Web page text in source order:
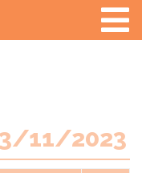
11/2023